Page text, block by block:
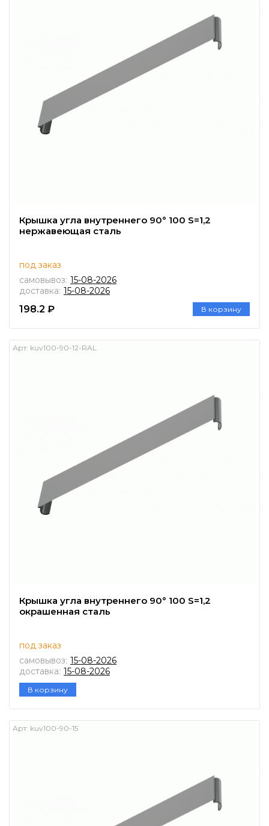
Крышка угла внутреннего 90° 100 S=1,2
нержавеющая сталь
под заказ
самовывоз: 15-08-2026
доставка: 15-08-2026
198.2 ₽ В корзину
Крышка угла внутреннего 90° 100 S=1,2
окрашенная сталь
Арт: kuv100-90-12-RAL
под заказ
самовывоз: 15-08-2026
доставка: 15-08-2026
В корзину
Арт: kuv100-90-15